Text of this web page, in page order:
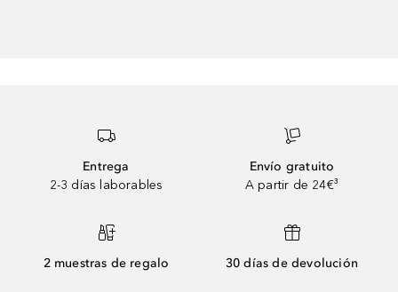
Entrega
2-3 días laborables
Envío gratuito
A partir de 24€³
2 muestras de regalo 30 días de devolución